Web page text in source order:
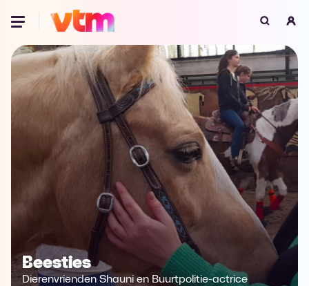
Voor je onze programma's gaat ontdekken,
best je browser updaten of hieronder één
van de ondersteunde browsers
downloaden.
Google Chrome Download
Download
Safari Download
Microsoft Edge
Opera Download
Beesties
Dierenvrienden Shauni en Buurtpolitie-actrice